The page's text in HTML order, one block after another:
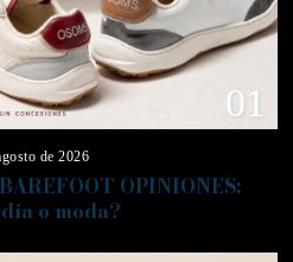
01
de 2026
OPINIONES:
o moda?